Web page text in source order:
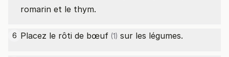
romarin et le thym.
6 Placez le rôti de bœuf (1) sur les légumes.